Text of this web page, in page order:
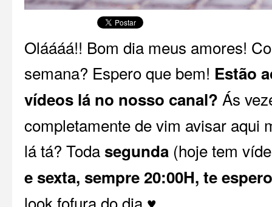
Oláááá!! Bom dia meus amores!
semana? Espero que bem! Estão
vídeos lá no nosso canal? Ás
completamente de vim avisar aqui
lá tá? Todasegunda (hoje tem
e sexta, sempre 20:00H, te
look fofura do dia ♥